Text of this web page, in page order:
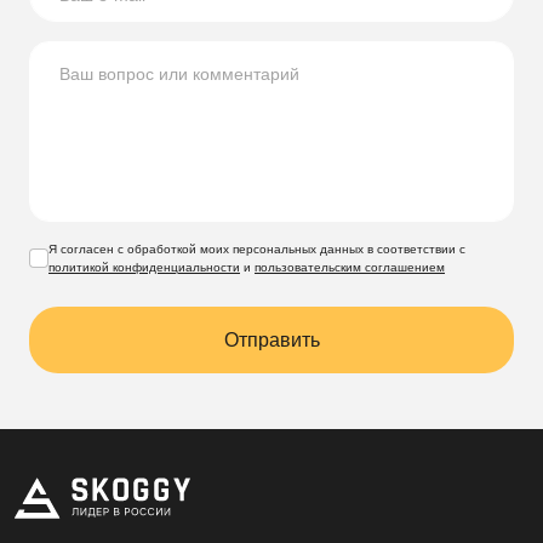
размеры и комплектацию, учитывая особенности
После этого мы подготовим детализированный расчет
прилагаемой инструкции или заказать
профессиональный монтаж нашей бригадой. На все
Я согласен с обработкой моих персональных данных в соответствии с
политикой конфиденциальности и пользовательским соглашением
Отправить